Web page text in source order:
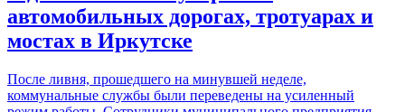
автомобильных дорогах, тротуарах и
мостах в Иркутске
После ливня, прошедшего на минувшей неделе,
коммунальные службы были переведены на усиленный